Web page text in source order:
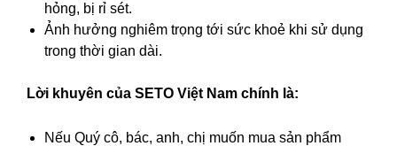
hỏng, bị rỉ sét.
Ảnh hưởng nghiêm trọng tới sức khoẻ khi sử dụng
trong thời gian dài.
Lời khuyên của SETO Việt Nam chính là:
Nếu Quý cô, bác, anh, chị muốn mua sản phẩm